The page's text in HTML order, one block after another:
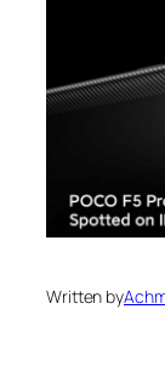
Written by